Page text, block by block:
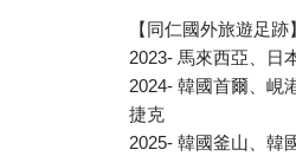
【同仁國外旅遊足跡】
2023- 馬來西亞、日
2024- 韓國首爾、峴
捷克
2025- 韓國釜山、韓